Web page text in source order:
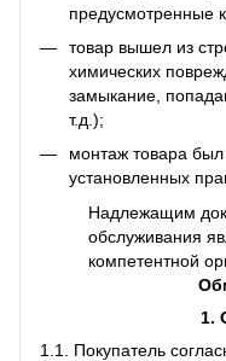
предусмотренные
товар вышел из
химических
замыкание,
т.д.);
монтаж товара
установленных
Надлежащим
обслуживания
компетентной
1.
1.1. Покупатель